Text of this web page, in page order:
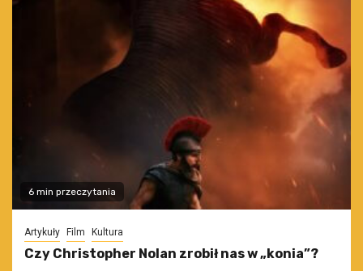
6 min przeczytania
Artykuły Film Kultura
Czy Christopher Nolan zrobił nas w „konia”?